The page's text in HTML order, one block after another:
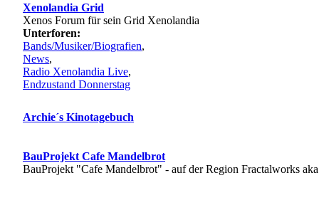
Xenolandia Grid
Xenos Forum für sein Grid Xenolandia
Unterforen:
Bands/Musiker/Biografien,
News,
Radio Xenolandia Live,
Endzustand Donnerstag
Archie´s Kinotagebuch
BauProjekt Cafe Mandelbrot
BauProjekt "Cafe Mandelbrot" - auf der Region Fractalworks